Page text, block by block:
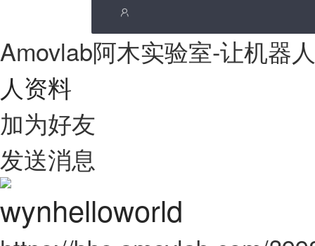
Amovlab阿木实验室-让机器
人资料
加为好友
发送消息
wynhelloworld